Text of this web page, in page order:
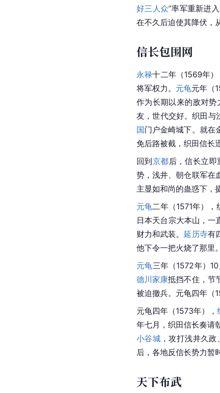
好三人众”率军重新进
在不久后迫使其降伏，
信长包围网
永禄十二年（1569年
将军权力。 元龟元年（
作为长期以来的敌对
友，世代交好。织田与
国门户金崎城下。就在
免后路被截，织田信长
回到京都后，信长立
势，浅井、朝仓联军在
主显如和尚的蛊惑下，
元龟二年（1571年）
日本天台宗大本山，一
财力和武装。延历寺有
他下令一把火烧了那里
元龟三年（1572年）
德川家康抵挡不住，节
被迫撤兵。元龟四年（
元龟四年（1573年），
年七月，织田信长奏请
小谷城 ，攻打浅井久政
后，各地反信长势力暂
天下布武